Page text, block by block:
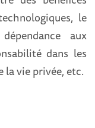
le
aux
dans les
la vie privée, etc.